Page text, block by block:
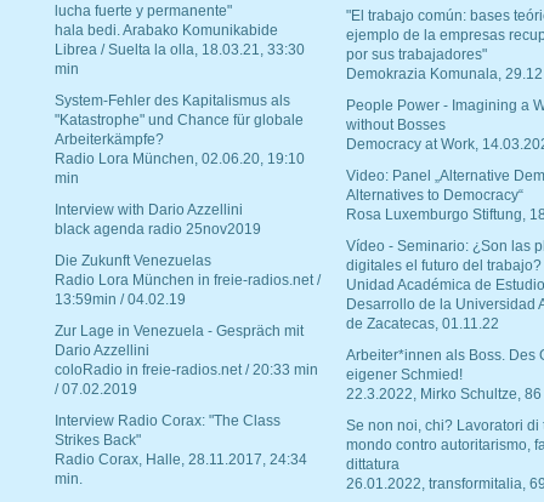
lucha fuerte y permanente"
hala bedi. Arabako Komunikabide
Librea / Suelta la olla, 18.03.21, 33:30
min
System-Fehler des Kapitalismus als
"Katastrophe" und Chance für globale
Arbeiterkämpfe?
Radio Lora München, 02.06.20, 19:10
min
Interview with Dario Azzellini
black agenda radio 25nov2019
Die Zukunft Venezuelas
Radio Lora München in freie-radios.net /
13:59min / 04.02.19
Zur Lage in Venezuela - Gespräch mit
Dario Azzellini
coloRadio in freie-radios.net / 20:33 min
/ 07.02.2019
Interview Radio Corax: "The Class
Strikes Back"
Radio Corax, Halle, 28.11.2017, 24:34
min.
"El trabajo común: bases
ejemplo de la empresas
por sus trabajadores"
Demokrazia Komunala,
People Power - Imagining a
without Bosses
Democracy at Work,
Video: Panel „Alternative
Alternatives to Democracy“
Rosa Luxemburgo Stiftung,
Vídeo - Seminario: ¿Son las
digitales el futuro del trabajo?
Unidad Académica de
Desarrollo de la Universidad
de Zacatecas, 01.11.22
Arbeiter*innen als Boss. Des
eigener Schmied!
22.3.2022, Mirko Schultze, 86
Se non noi, chi? Lavoratori di
mondo contro autoritarismo,
dittatura
26.01.2022, transformitalia,